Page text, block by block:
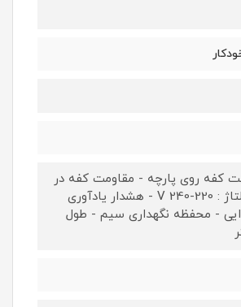
کفه روی پارچه - مقاومت کفه در
برابر خشم - ولتاژ : 220-240 V - هشدار یادآوری
- محفظه نگهداری سیم - طول